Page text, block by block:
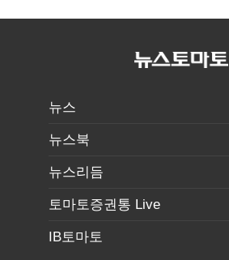
뉴스
뉴스북
뉴스리듬
토마토증권통 Live
IB토마토